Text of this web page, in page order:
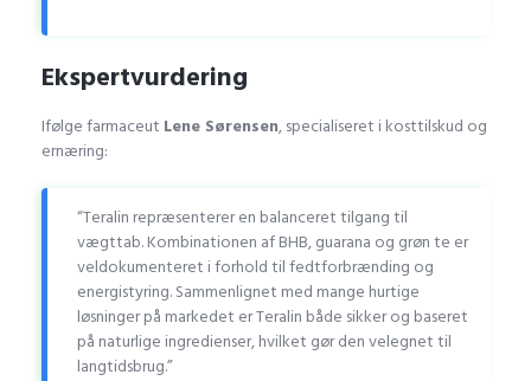
Ekspertvurdering
Ifølge farmaceut Lene Sørensen, specialiseret i kosttilskud og
ernæring:
“Teralin repræsenterer en balanceret tilgang til
vægttab. Kombinationen af BHB, guarana og grøn te er
veldokumenteret i forhold til fedtforbrænding og
energistyring. Sammenlignet med mange hurtige
løsninger på markedet er Teralin både sikker og baseret
på naturlige ingredienser, hvilket gør den velegnet til
langtidsbrug.”